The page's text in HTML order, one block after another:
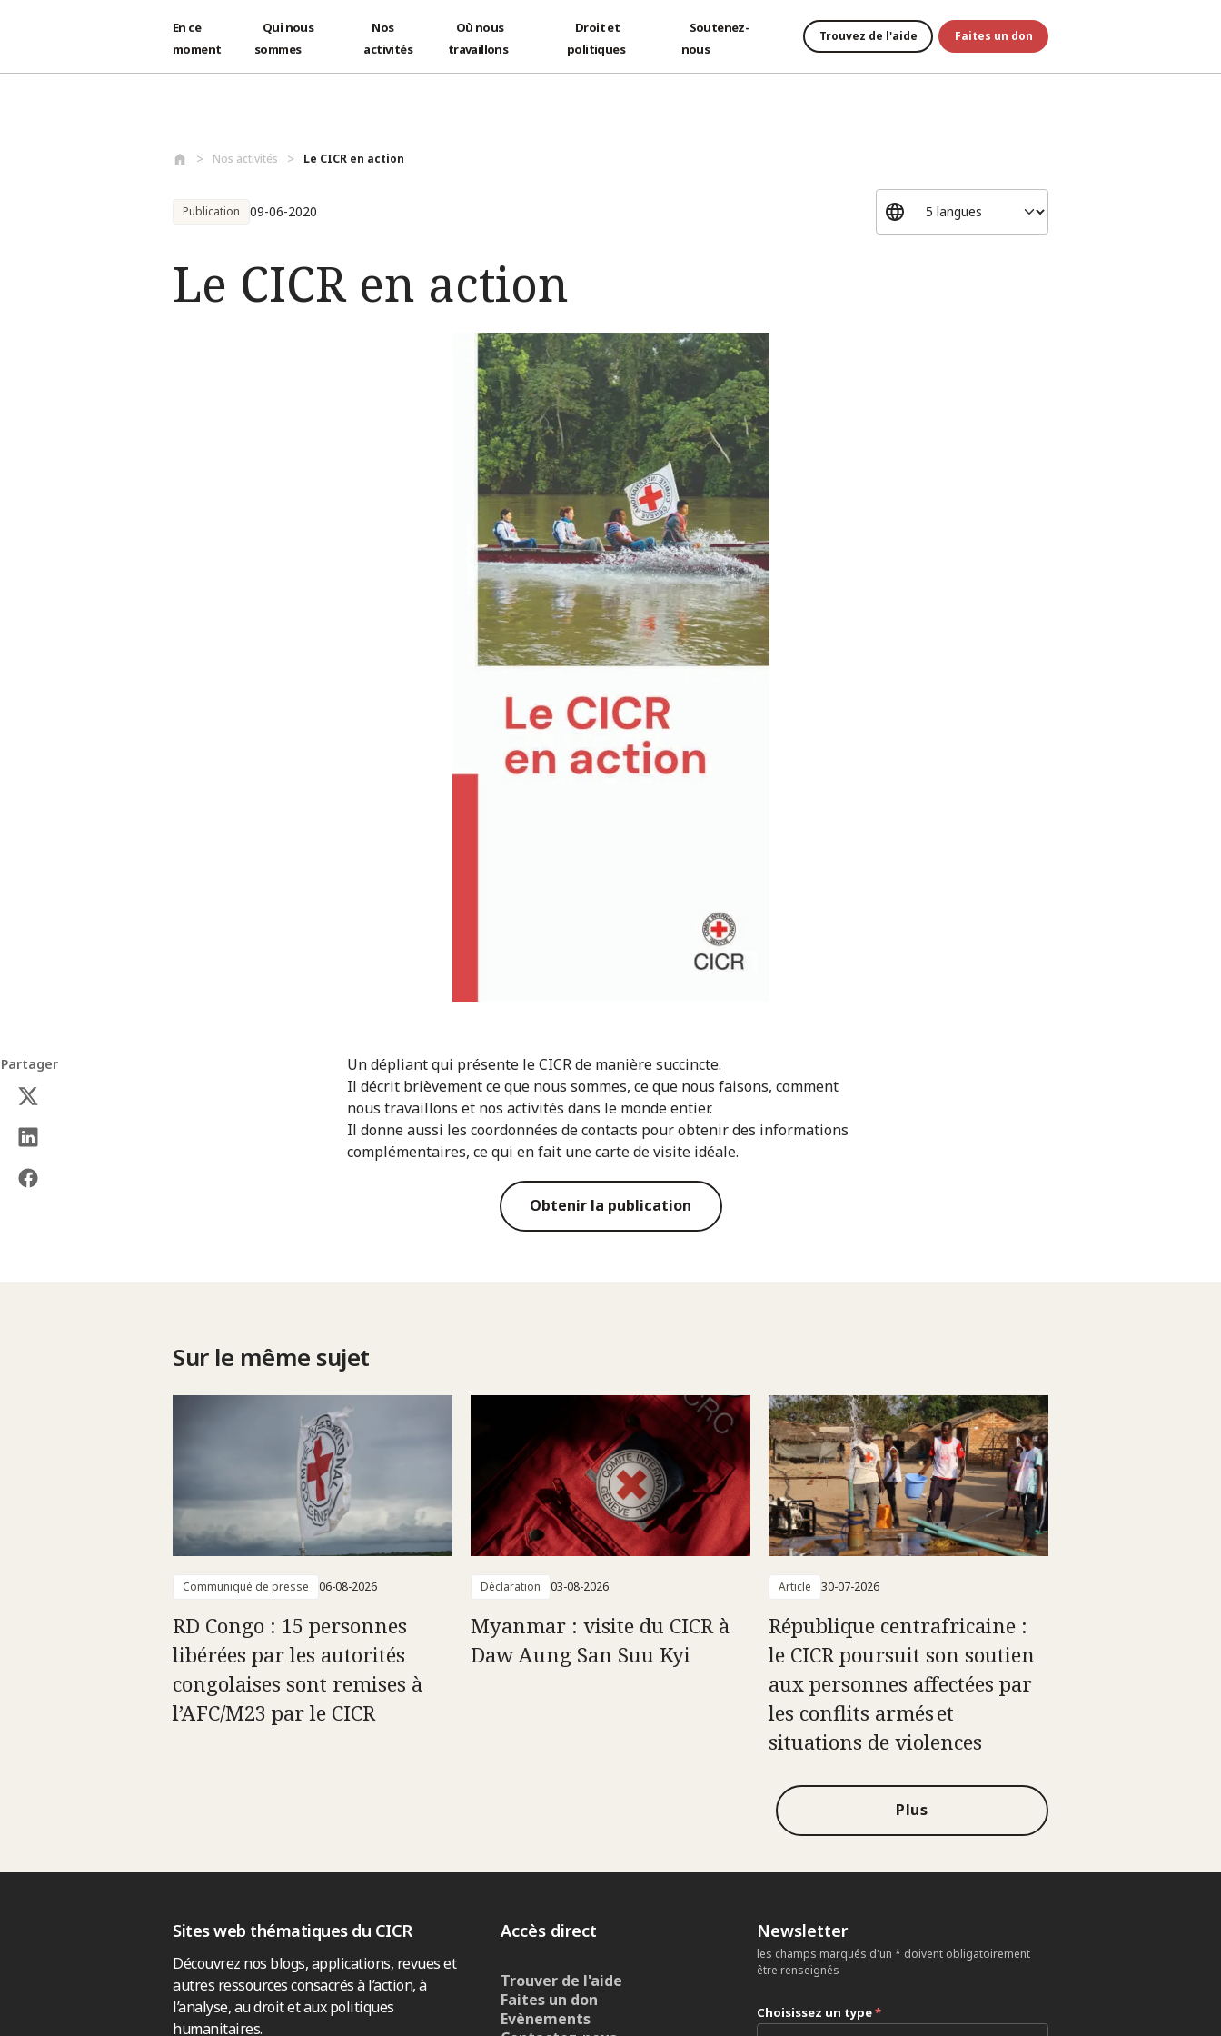
En ce
moment
Qui nous
sommes
Nos
activités
Où nous
travaillons
Droit et
politiques
Soutenez-
nous
Trouvez de l'aide Faites un don
Nos activités Le CICR en action
Publication 09-06-2020
Le CICR en action
Partager
Un dépliant qui présente le CICR de manière succincte.
Il décrit brièvement ce que nous sommes, ce que nous faisons, comment
nous travaillons et nos activités dans le monde entier.
Il donne aussi les coordonnées de contacts pour obtenir des informations
complémentaires, ce qui en fait une carte de visite idéale.
Obtenir la publication
Sur le même sujet
Communiqué de presse 06-08-2026
RD Congo : 15 personnes
libérées par les autorités
congolaises sont remises à
l’AFC/M23 par le CICR
Déclaration 03-08-2026
Myanmar : visite du CICR à
Daw Aung San Suu Kyi
Article 30-07-2026
République centrafricaine :
le CICR poursuit son soutien
aux personnes affectées par
les conflits armés et
situations de violences
Plus
Sites web thématiques du CICR
Découvrez nos blogs, applications, revues et
autres ressources consacrés à l’action, à
l’analyse, au droit et aux politiques
humanitaires.
Accès direct
Trouver de l'aide
Faites un don
Evènements
Newsletter
les champs marqués d'un * doivent obligatoirement
être renseignés
Choisissez un type*